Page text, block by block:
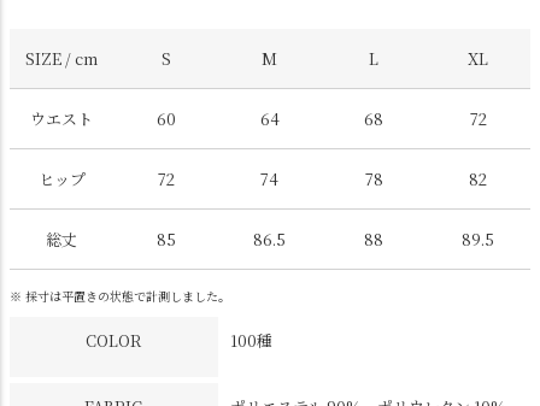
SIZE / cm S M L XL
ウエスト 60 64 68 72
ヒップ 72 74 78 82
総丈 85 86.5 88 89.5
※ 採寸は平置きの状態で計測しました。
COLOR 100種